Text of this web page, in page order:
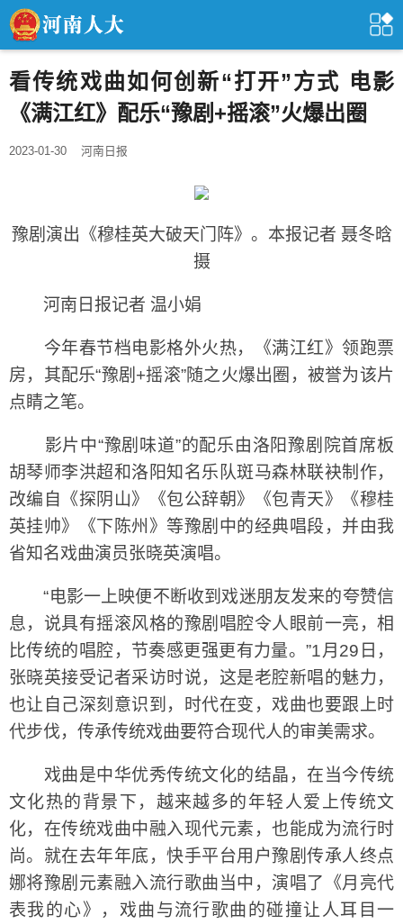
看传统戏曲如何创新“打开”方式 电影
《满江红》配乐“豫剧+摇滚”火爆出圈
2023-01-30 河南日报
豫剧演出《穆桂英大破天门阵》。本报记者 聂冬晗
摄
河南日报记者 温小娟
今年春节档电影格外火热，《满江红》领跑票
房，其配乐“豫剧+摇滚”随之火爆出圈，被誉为该片
点睛之笔。
影片中“豫剧味道”的配乐由洛阳豫剧院首席板
胡琴师李洪超和洛阳知名乐队斑马森林联袂制作，
改编自《探阴山》《包公辞朝》《包青天》《穆桂
英挂帅》《下陈州》等豫剧中的经典唱段，并由我
省知名戏曲演员张晓英演唱。
“电影一上映便不断收到戏迷朋友发来的夸赞信
息，说具有摇滚风格的豫剧唱腔令人眼前一亮，相
比传统的唱腔，节奏感更强更有力量。”1月29日，
张晓英接受记者采访时说，这是老腔新唱的魅力，
也让自己深刻意识到，时代在变，戏曲也要跟上时
代步伐，传承传统戏曲要符合现代人的审美需求。
戏曲是中华优秀传统文化的结晶，在当今传统
文化热的背景下，越来越多的年轻人爱上传统文
化，在传统戏曲中融入现代元素，也能成为流行时
尚。就在去年年底，快手平台用户豫剧传承人终点
娜将豫剧元素融入流行歌曲当中，演唱了《月亮代
表我的心》，戏曲与流行歌曲的碰撞让人耳目一